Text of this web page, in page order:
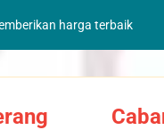
harga terbaik